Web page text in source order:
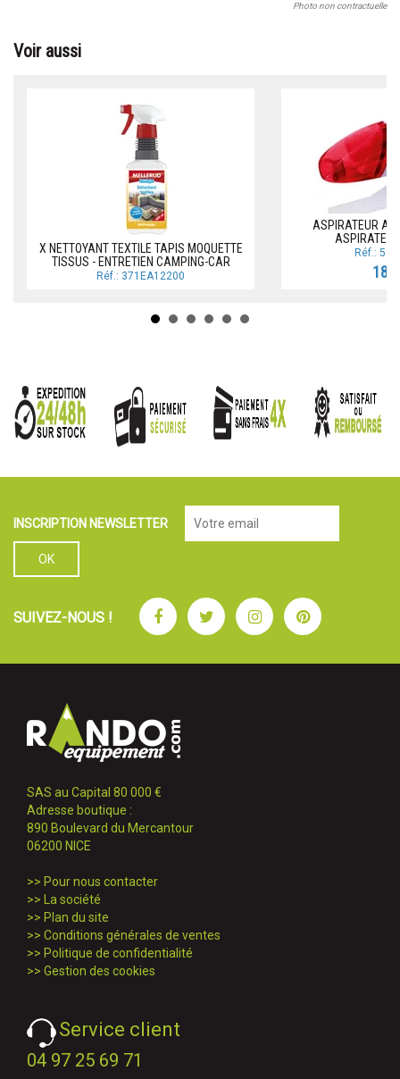
Photo non contractuelle
Voir aussi
X NETTOYANT TEXTILE TAPIS MOQUETTE
TISSUS - ENTRETIEN CAMPING-CAR
Réf.: 371EA12200
ASPIRATEUR A
Réf.:
INSCRIPTION NEWSLETTER
SUIVEZ-NOUS ! FacebookTwitterInstagramPinterest
SAS au Capital 80 000 €
Adresse boutique :
890 Boulevard du Mercantour
06200 NICE
>> Pour nous contacter
>>
La société
>> Plan du site
>> Conditions générales de ventes
>> Politique de confidentialité
>> Gestion des cookies
Service client
04 97 25 69 71